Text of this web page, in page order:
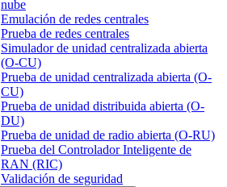
nube
Emulación de redes centrales
Prueba de redes centrales
Simulador de unidad centralizada abierta
(O-CU)
Prueba de unidad centralizada abierta (O-
CU)
Prueba de unidad distribuida abierta (O-
DU)
Prueba de unidad de radio abierta (O-RU)
Prueba del Controlador Inteligente de
RAN (RIC)
Validación de seguridad